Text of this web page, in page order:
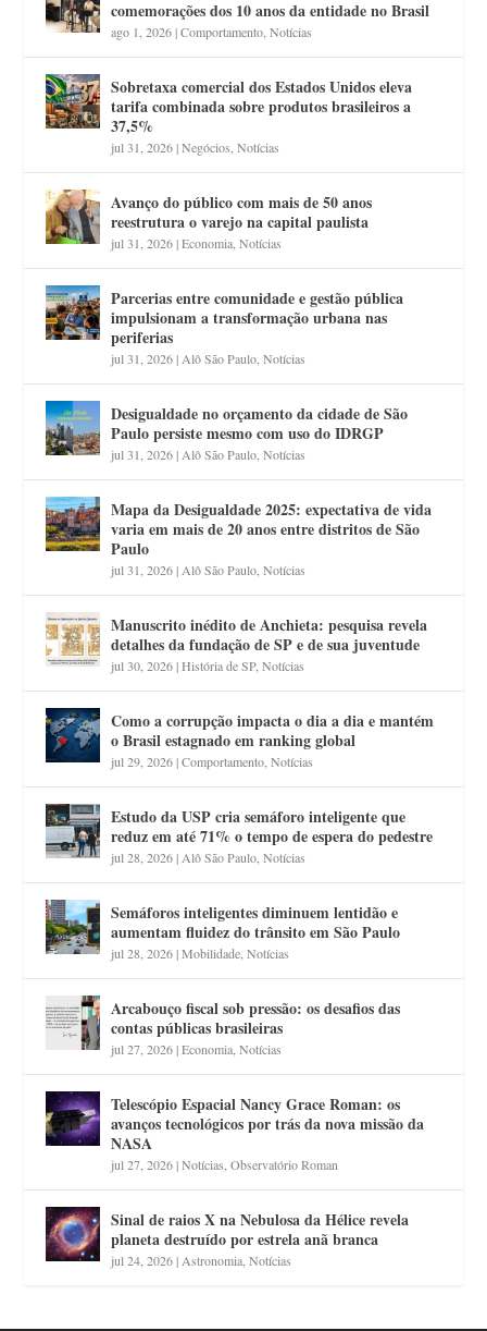
comemorações dos 10 anos da entidade no Brasil
ago 1, 2026|Comportamento ,Notícias
Sobretaxa comercial dos Estados Unidos eleva
tarifa combinada sobre produtos brasileiros a
37,5%
jul 31, 2026|Negócios ,Notícias
Avanço do público com mais de 50 anos
reestrutura o varejo na capital paulista
jul 31, 2026|Economia ,Notícias
Parcerias entre comunidade e gestão pública
impulsionam a transformação urbana nas
periferias
jul 31, 2026| Alô São Paulo ,Notícias
Desigualdade no orçamento da cidade de São
Paulo persiste mesmo com uso do IDRGP
jul 31, 2026| Alô São Paulo ,Notícias
Mapa da Desigualdade 2025: expectativa de vida
varia em mais de 20 anos entre distritos de São
Paulo
jul 31, 2026| Alô São Paulo ,Notícias
Manuscrito inédito de Anchieta: pesquisa revela
detalhes da fundação de SP e de sua juventude
jul 30, 2026|História de SP,Notícias
Como a corrupção impacta o dia a dia e mantém
o Brasil estagnado em ranking global
jul 29, 2026|Comportamento ,Notícias
Estudo da USP cria semáforo inteligente que
reduz em até 71% o tempo de espera do pedestre
jul 28, 2026| Alô São Paulo ,Notícias
Semáforos inteligentes diminuem lentidão e
aumentam fluidez do trânsito em São Paulo
jul 28, 2026|Mobilidade ,Notícias
Arcabouço fiscal sob pressão: os desafios das
contas públicas brasileiras
jul 27, 2026|Economia ,Notícias
Telescópio Espacial Nancy Grace Roman: os
avanços tecnológicos por trás da nova missão da
NASA
jul 27, 2026|Notícias ,Observatório Roman
Sinal de raios X na Nebulosa da Hélice revela
planeta destruído por estrela anã branca
jul 24, 2026| Astronomia ,Notícias